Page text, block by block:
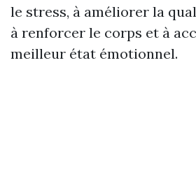
le stress, à améliorer la
à renforcer le corps et à
meilleur état émotionnel.